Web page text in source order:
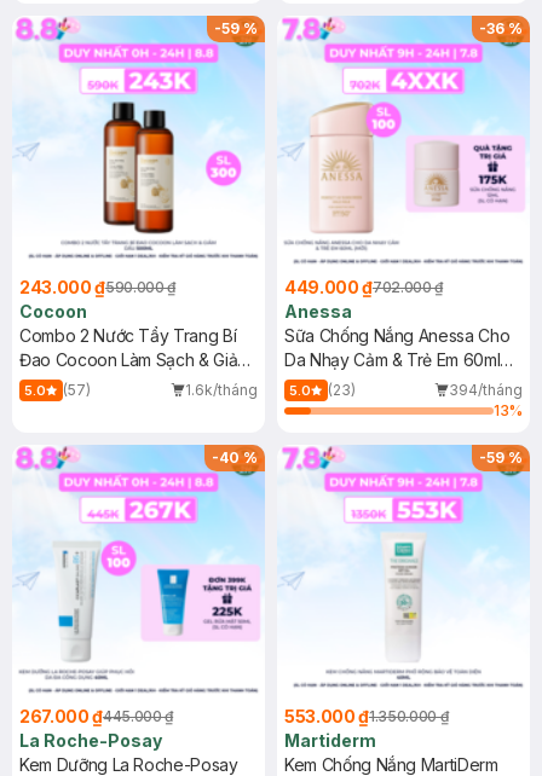
-59%
243.000 ₫590.000 ₫
Cocoon
Combo 2 Nước Tẩy Trang Bí
Đao Cocoon Làm Sạch & Giảm
Dầu 500ml
5.0 (57) 1.6k/tháng
-36%
449.000 ₫702.000 ₫
Anessa
Sữa Chống Nắng Anessa Cho
Da Nhạy Cảm & Trẻ Em 60ml
(Mới)
5.0 (23)
394/tháng
13%
-40%
267.000 ₫445.000 ₫
La Roche-Posay
Kem Dưỡng La Roche-Posay
-59%
553.000 ₫1.350.000 ₫
Martiderm
Kem Chống Nắng MartiDerm